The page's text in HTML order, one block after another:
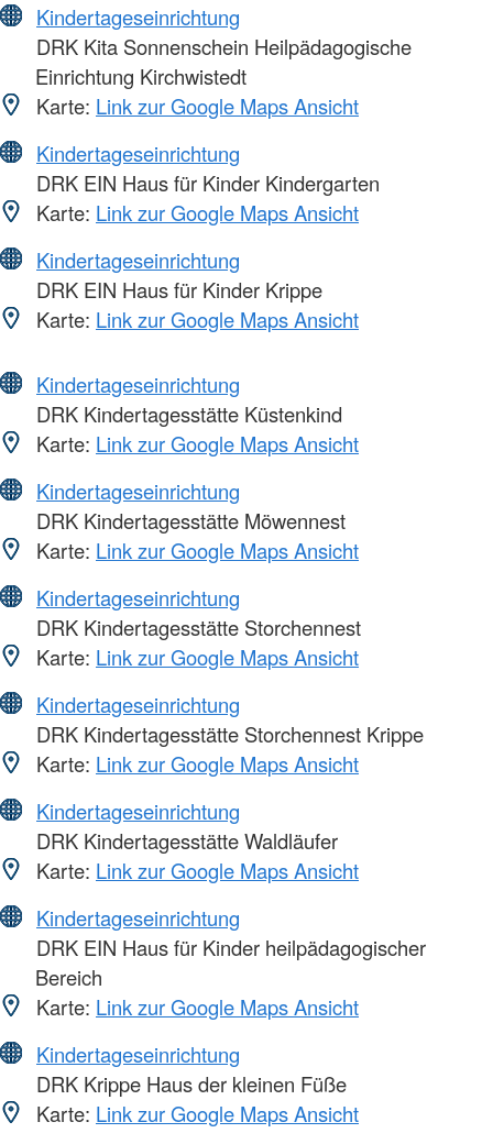
Kindertageseinrichtung
DRK Kita Sonnenschein Heilpädagogische
Einrichtung Kirchwistedt
Karte: Link zur Google Maps Ansicht
Kindertageseinrichtung
DRK EIN Haus für Kinder Kindergarten
Karte: Link zur Google Maps Ansicht
Kindertageseinrichtung
DRK EIN Haus für Kinder Krippe
Karte: Link zur Google Maps Ansicht
Kindertageseinrichtung
DRK Kindertagesstätte Küstenkind
Karte: Link zur Google Maps Ansicht
Kindertageseinrichtung
DRK Kindertagesstätte Möwennest
Karte: Link zur Google Maps Ansicht
Kindertageseinrichtung
DRK Kindertagesstätte Storchennest
Karte: Link zur Google Maps Ansicht
Kindertageseinrichtung
DRK Kindertagesstätte Storchennest Krippe
Karte: Link zur Google Maps Ansicht
Kindertageseinrichtung
DRK Kindertagesstätte Waldläufer
Karte: Link zur Google Maps Ansicht
Kindertageseinrichtung
DRK EIN Haus für Kinder heilpädagogischer
Bereich
Karte: Link zur Google Maps Ansicht
Kindertageseinrichtung
DRK Krippe Haus der kleinen Füße
Karte: Link zur Google Maps Ansicht